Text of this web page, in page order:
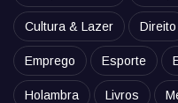
Cultura & Lazer Direito
Emprego Esporte
Holambra Livros